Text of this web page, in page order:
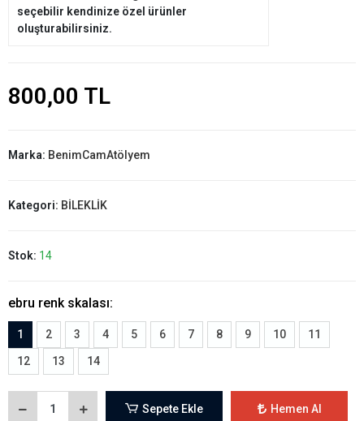
seçebilir kendinize özel ürünler
oluşturabilirsiniz.
800,00 TL
Marka: BenimCamAtölyem
Kategori: BİLEKLİK
Stok: 14
ebru renk skalası:
1 2 3 4 5 6 7 8 9 10 11
12 13 14
Sepete Ekle Hemen Al